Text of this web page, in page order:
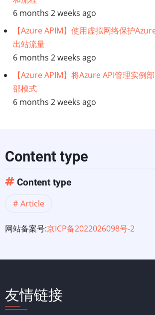
可
靠
性
目
标
6 months 2 weeks ago
【Azure APIM】使用虚拟网络保护
出站流量
6 months 2 weeks ago
【Azure APIM】将Azure API管理实例
部模式
6 months 2 weeks ago
Content type
Content type
Article
网站备案号:京ICP备2022026098号-2
友情链接